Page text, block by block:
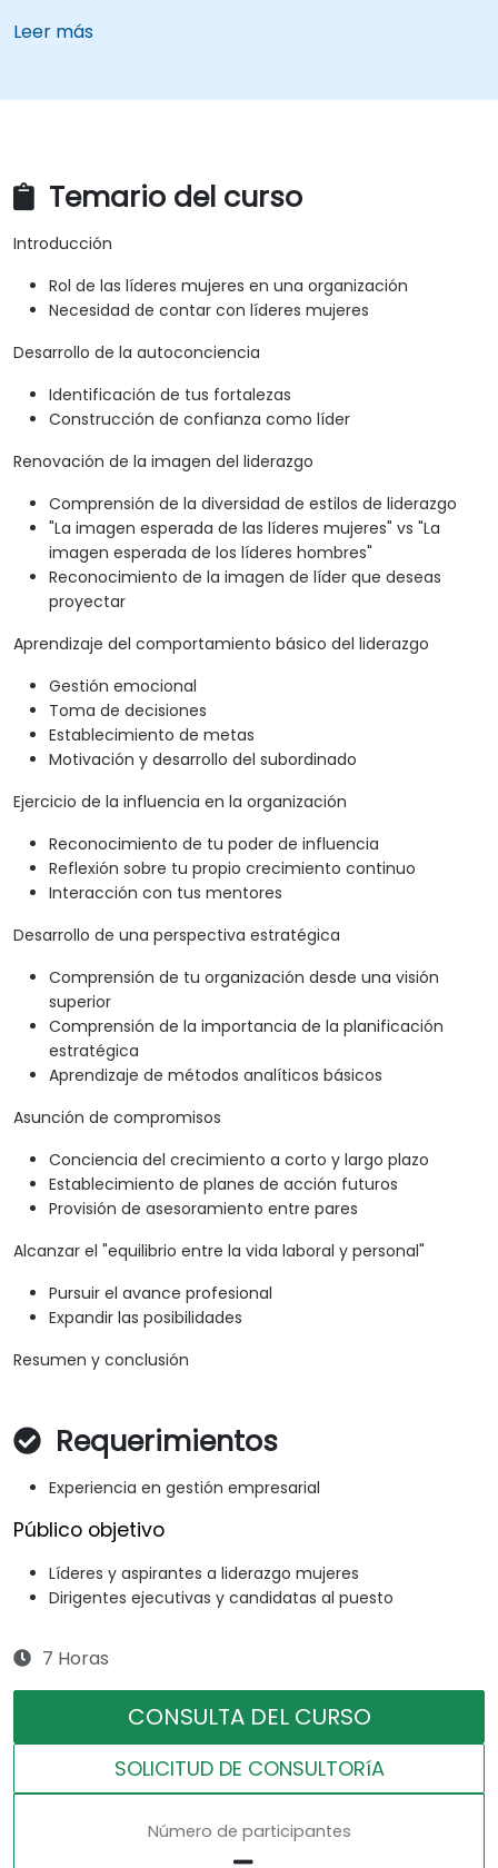
Leer más
Temario del curso
Introducción
Rol de las líderes mujeres en una organización
Necesidad de contar con líderes mujeres
Desarrollo de la autoconciencia
Identificación de tus fortalezas
Construcción de confianza como líder
Renovación de la imagen del liderazgo
Comprensión de la diversidad de estilos de liderazgo
"La imagen esperada de las líderes mujeres" vs "La
imagen esperada de los líderes hombres"
Reconocimiento de la imagen de líder que deseas
proyectar
Aprendizaje del comportamiento básico del liderazgo
Gestión emocional
Toma de decisiones
Establecimiento de metas
Motivación y desarrollo del subordinado
Ejercicio de la influencia en la organización
Reconocimiento de tu poder de influencia
Reflexión sobre tu propio crecimiento continuo
Interacción con tus mentores
Desarrollo de una perspectiva estratégica
Comprensión de tu organización desde una visión
superior
Comprensión de la importancia de la planificación
estratégica
Aprendizaje de métodos analíticos básicos
Asunción de compromisos
Conciencia del crecimiento a corto y largo plazo
Establecimiento de planes de acción futuros
Provisión de asesoramiento entre pares
Alcanzar el "equilibrio entre la vida laboral y personal"
Pursuir el avance profesional
Expandir las posibilidades
Resumen y conclusión
Requerimientos
Experiencia en gestión empresarial
Público objetivo
Líderes y aspirantes a liderazgo mujeres
Dirigentes ejecutivas y candidatas al puesto
7 Horas
CONSULTA DEL CURSO
SOLICITUD DE CONSULTORíA
Número de participantes